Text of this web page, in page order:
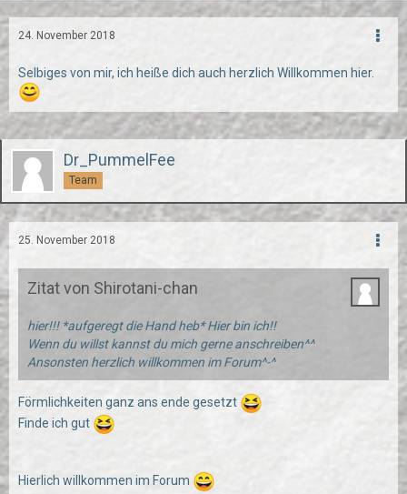
24. November 2018
Selbiges von mir, ich heiße dich auch herzlich Willkommen hier.
Dr_PummelFee
Team
25. November 2018
Zitat von Shirotani-chan
hier!!! *aufgeregt die Hand heb* Hier bin ich!!
Wenn du willst kannst du mich gerne anschreiben^^
Ansonsten herzlich willkommen im Forum^-^
Förmlichkeiten ganz ans ende gesetzt
Finde ich gut
Hierlich willkommen im Forum